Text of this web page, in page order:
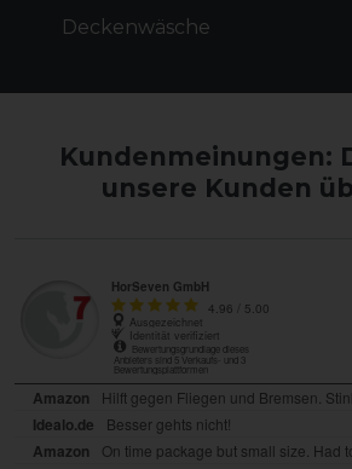
Deckenwäsche
Kundenmeinungen:
unsere Kunden